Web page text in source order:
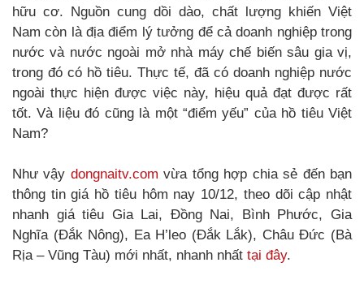
hữu cơ. Nguồn cung dồi dào, chất lượng khiến Việt
Nam còn là địa điểm lý tưởng để cả doanh nghiệp trong
nước và nước ngoài mở nhà máy chế biến sâu gia vị,
trong đó có hồ tiêu. Thực tế, đã có doanh nghiệp nước
ngoài thực hiện được việc này, hiệu quả đạt được rất
tốt. Và liệu đó cũng là một “điểm yếu” của hồ tiêu Việt
Nam?
Như vậy dongnaitv.com vừa tổng hợp chia sẻ đến bạn
thông tin giá hồ tiêu hôm nay 10/12, theo dõi cập nhật
nhanh giá tiêu Gia Lai, Đồng Nai, Bình Phước, Gia
Nghĩa (Đắk Nông), Ea H’leo (Đắk Lắk), Châu Đức (Bà
Rịa – Vũng Tàu) mới nhất, nhanh nhất tại đây.